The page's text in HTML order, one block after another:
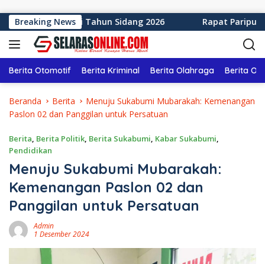
Breaking News
Sukabumi Tahun Sidang 2026 Rapat Paripurna ke-
Berita Otomotif Berita Kriminal Berita Olahraga Berita
Beranda Berita
Menuju Sukabumi Mubarakah: Kemenangan
Paslon 02 dan Panggilan untuk Persatuan
Berita, Berita Politik, Berita Sukabumi, Kabar Sukabumi,
Pendidikan
Menuju Sukabumi Mubarakah:
Kemenangan Paslon 02 dan
Panggilan untuk Persatuan
Admin
1 Desember 2024